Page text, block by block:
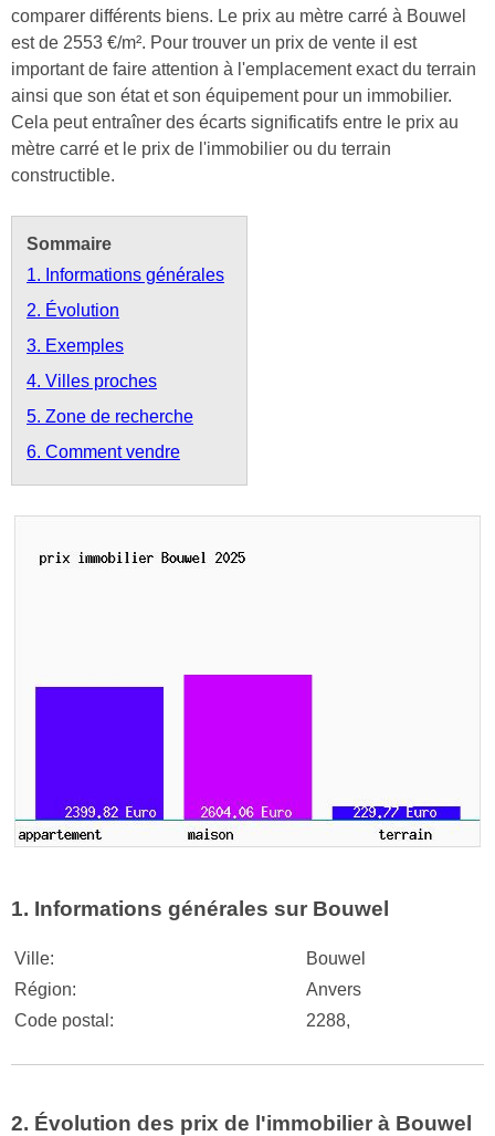
comparer différents biens. Le prix au mètre carré à Bouwel
est de 2553 €/m². Pour trouver un prix de vente il est
important de faire attention à l'emplacement exact du terrain
ainsi que son état et son équipement pour un immobilier.
Cela peut entraîner des écarts significatifs entre le prix au
mètre carré et le prix de l'immobilier ou du terrain
constructible.
Sommaire
1. Informations générales
2. Évolution
3. Exemples
4. Villes proches
5. Zone de recherche
6. Comment vendre
1. Informations générales sur Bouwel
Ville:
Bouwel
Région:
Anvers
Code postal:
2288,
2. Évolution des prix de l'immobilier à Bouwel